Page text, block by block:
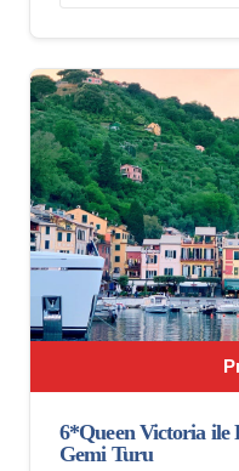
6*Queen Victoria ile
Gemi Turu